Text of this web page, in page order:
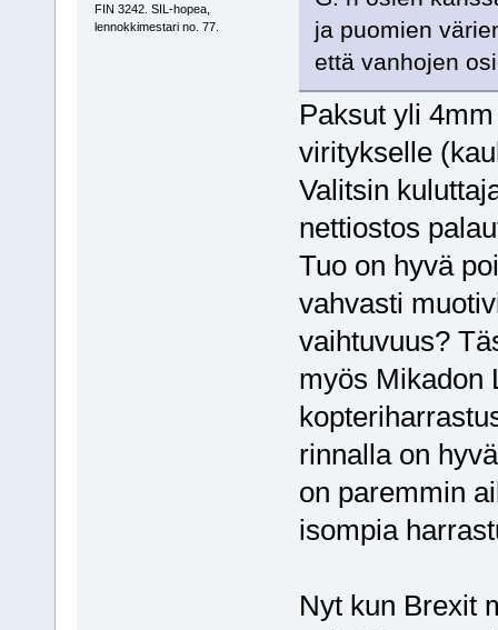
FIN 3242. SIL-hopea,
lennokkimestari no. 77.
ja puomien
että vanhojen
Paksut yli
viritykselle
Valitsin
nettiostos
Tuo on hyvä
vahvasti
vaihtuvuus?
myös Mikadon
rinnalla on
on paremmin
isompia
Nyt kun Brexit